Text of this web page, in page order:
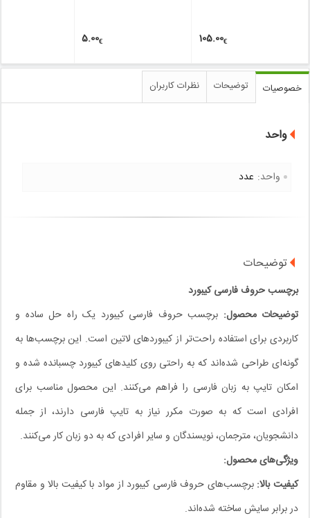
105.00€
5.00€
خصوصیات توضیحات نظرات کاربران
واحد
واحد: عدد
توضیحات
برچسب حروف فارسی کیبورد
توضیحات محصول: برچسب حروف فارسی کیبورد یک راه حل ساده و
کاربردی برای استفاده راحت‌تر از کیبوردهای لاتین است. این برچسب‌ها به
گونه‌ای طراحی شده‌اند که به راحتی روی کلیدهای کیبورد چسبانده شده و
امکان تایپ به زبان فارسی را فراهم می‌کنند. این محصول مناسب برای
افرادی است که به صورت مکرر نیاز به تایپ فارسی دارند، از جمله
دانشجویان، مترجمان، نویسندگان و سایر افرادی که به دو زبان کار می‌کنند.
ویژگی‌های محصول:
کیفیت بالا: برچسب‌های حروف فارسی کیبورد از مواد با کیفیت بالا و مقاوم
در برابر سایش ساخته شده‌اند.